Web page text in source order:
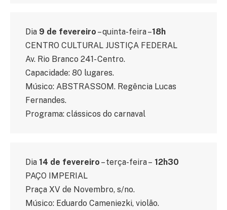
Dia 9 de fevereiro – quinta-feira –18h
CENTRO CULTURAL JUSTIÇA FEDERAL
Av. Rio Branco 241- Centro.
Capacidade: 80 lugares.
Músico: ABSTRASSOM. Regência Lucas
Fernandes.
Programa: clássicos do carnaval
Dia 14 de fevereiro – terça-feira – 12h30
PAÇO IMPERIAL
Praça XV de Novembro, s/no.
Músico: Eduardo Cameniezki, violão.